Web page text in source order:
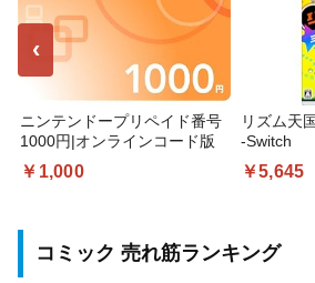
‹
ニンテンドープリペイド番号
1000円|オンラインコード版
￥1,000
リズム天
-Switch
￥5,645
コミック 売れ筋ランキング